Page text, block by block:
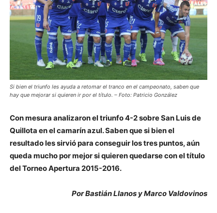
Si bien el triunfo les ayuda a retomar el tranco en el campeonato, saben que
hay que mejorar si quieren ir por el título. – Foto: Patricio González
Con mesura analizaron el triunfo 4-2 sobre San Luis de
Quillota en el camarín azul. Saben que si bien el
resultado les sirvió para conseguir los tres puntos, aún
queda mucho por mejor si quieren quedarse con el título
del Torneo Apertura 2015-2016.
Por Bastián Llanos y Marco Valdovinos